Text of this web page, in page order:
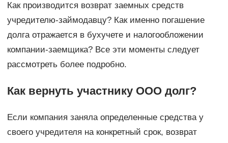
Как производится возврат заемных средств
учредителю-займодавцу? Как именно погашение
долга отражается в бухучете и налогообложении
компании-заемщика? Все эти моменты следует
рассмотреть более подробно.
Как вернуть участнику ООО долг?
Если компания заняла определенные средства у
своего учредителя на конкретный срок, возврат